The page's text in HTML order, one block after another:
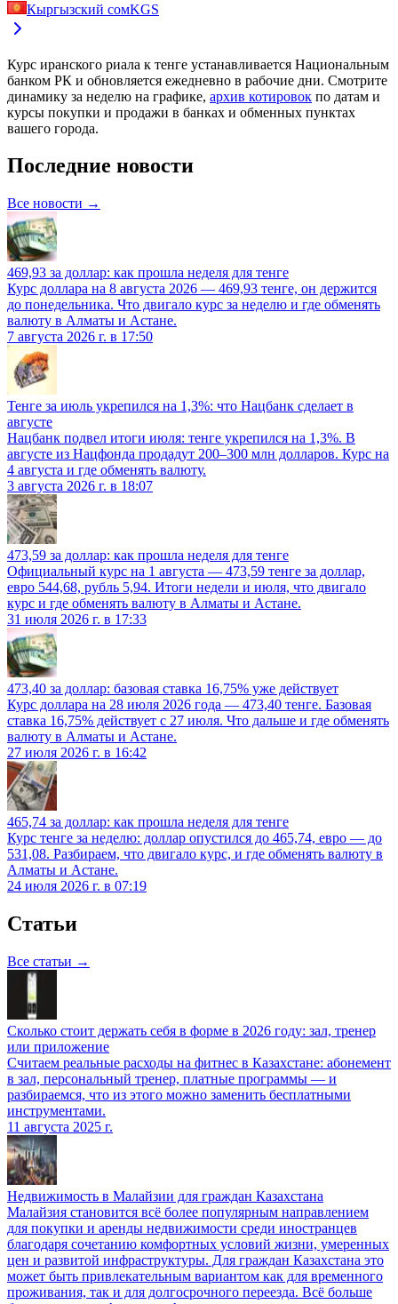
Кыргызский сомKGS
Курс иранского риала к тенге устанавливается Национальным
банком РК и обновляется ежедневно в рабочие дни. Смотрите
динамику за неделю на графике, архив котировок по датам и
курсы покупки и продажи в банках и обменных пунктах
вашего города.
Последние новости
Все новости →
469,93 за доллар: как прошла неделя для тенге
Курс доллара на 8 августа 2026 — 469,93 тенге, он держится
до понедельника. Что двигало курс за неделю и где обменять
валюту в Алматы и Астане.
7 августа 2026 г. в 17:50
Тенге за июль укрепился на 1,3%: что Нацбанк сделает в
августе
Нацбанк подвел итоги июля: тенге укрепился на 1,3%. В
августе из Нацфонда продадут 200–300 млн долларов. Курс на
4 августа и где обменять валюту.
3 августа 2026 г. в 18:07
473,59 за доллар: как прошла неделя для тенге
Официальный курс на 1 августа — 473,59 тенге за доллар,
евро 544,68, рубль 5,94. Итоги недели и июля, что двигало
курс и где обменять валюту в Алматы и Астане.
31 июля 2026 г. в 17:33
473,40 за доллар: базовая ставка 16,75% уже действует
Курс доллара на 28 июля 2026 года — 473,40 тенге. Базовая
ставка 16,75% действует с 27 июля. Что дальше и где обменять
валюту в Алматы и Астане.
27 июля 2026 г. в 16:42
465,74 за доллар: как прошла неделя для тенге
Курс тенге за неделю: доллар опустился до 465,74, евро — до
531,08. Разбираем, что двигало курс, и где обменять валюту в
Алматы и Астане.
24 июля 2026 г. в 07:19
Статьи
Все статьи →
Сколько стоит держать себя в форме в 2026 году: зал, тренер
или приложение
Считаем реальные расходы на фитнес в Казахстане: абонемент
в зал, персональный тренер, платные программы — и
разбираемся, что из этого можно заменить бесплатными
инструментами.
11 августа 2025 г.
Недвижимость в Малайзии для граждан Казахстана
Малайзия становится всё более популярным направлением
для покупки и аренды недвижимости среди иностранцев
благодаря сочетанию комфортных условий жизни, умеренных
цен и развитой инфраструктуры. Для граждан Казахстана это
может быть привлекательным вариантом как для временного
проживания, так и для долгосрочного переезда. Всё больше